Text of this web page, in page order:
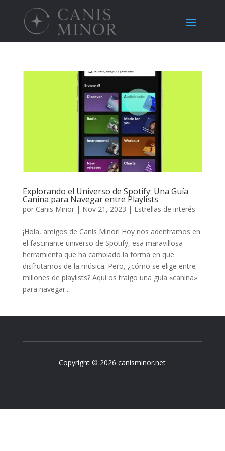
Explorando el Universo de Spotify: Una Guía
Canina para Navegar entre Playlists
por Canis Minor| Nov 21, 2023 | Estrellas de interés
¡Hola, amigos de Canis Minor! Hoy nos adentramos en
el fascinante universo de Spotify, esa maravillosa
herramienta que ha cambiado la forma en que
disfrutamos de la música. Pero, ¿cómo se elige entre
millones de playlists? Aquí os traigo una guía «canina»
para navegar...
Copyright © 2026 canisminor.net